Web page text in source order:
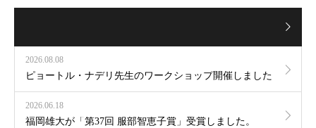
2026.08.08
ピョートル・ナデリ先生のワークショップ開催しました
2026.06.18
福岡雄大が「第37回 服部智恵子賞」受賞しました。